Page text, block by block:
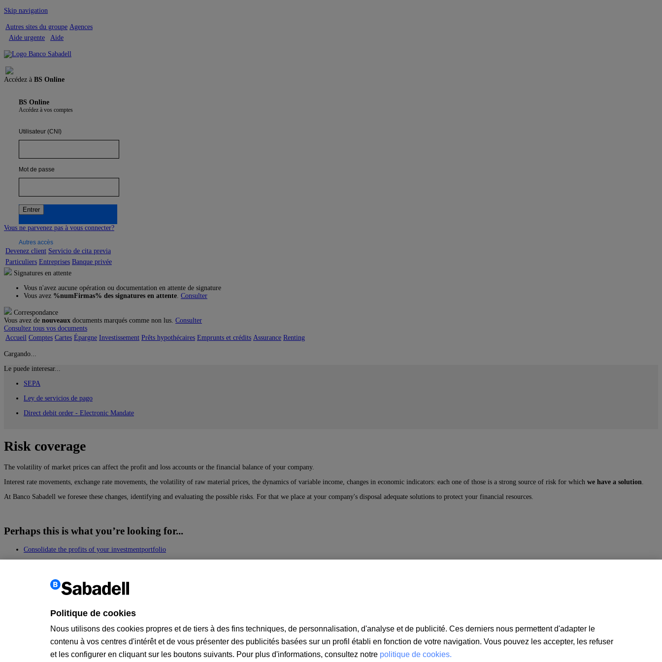
Skip navigation
Autres sites du groupe Agences
Aide urgente
Aide
Accédez à BS Online
BS Online
Accédez à vos comptes
Utilisateur (CNI)
Mot de passe
Vous ne parvenez pas à vous connecter?
Autres accès
Devenez client Servicio de cita previa
Particuliers Entreprises Banque privée
Signatures en attente
Vous n'avez aucune opération ou documentation en attente de signature
Vous avez %numFirmas% des signatures en attente. Consulter
Correspondance
Vous avez de nouveaux documents marqués comme non lus. Consulter
Consultez tous vos documents
Accueil Comptes Cartes Épargne Investissement Prêts hypothécaires Emprunts et crédits Assurance Renting
Cargando...
Le puede interesar...
SEPA
Ley de servicios de pago
Direct debit order - Electronic Mandate
Risk coverage
The volatility of market prices can affect the profit and loss accounts or the financial balance of your company.
Interest rate movements, exchange rate movements, the volatility of raw material prices, the dynamics of variable income, changes in economic indicators: each one of those is a strong source of risk for which we have a solution
At Banco Sabadell we foresee these changes, identifying and evaluating the possible risks. For that we place at your company's disposal adequate solutions to protect your financial resources.
Perhaps this is what you’re looking for...
Consolidate the profits of your investmentportfolio
Document d'information PRIIPS
Annonce légale
Politique de cookies
Attention à la clientèle
Politique de cookies
Nous utilisons des cookies propres et de tiers à des fins techniques, de personnalisation, d'analyse et de publicité. Ces derniers nous permettent d'adapter le
contenu à vos centres d'intérêt et de vous présenter des publicités basées sur un profil établi en fonction de votre navigation. Vous pouvez les accepter, les refuser
et les configurer en cliquant sur les boutons suivants. Pour plus d'informations, consultez notre politique de cookies.